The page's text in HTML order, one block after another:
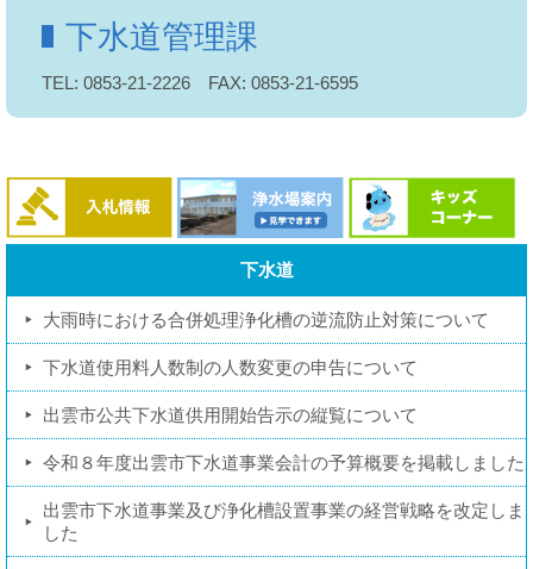
下水道管理課
TEL: 0853-21-2226 FAX: 0853-21-6595
下水道
大雨時における合併処理浄化槽の逆流防止対策について
下水道使用料人数制の人数変更の申告について
出雲市公共下水道供用開始告示の縦覧について
令和８年度出雲市下水道事業会計の予算概要を掲載しました
出雲市下水道事業及び浄化槽設置事業の経営戦略を改定しま
した